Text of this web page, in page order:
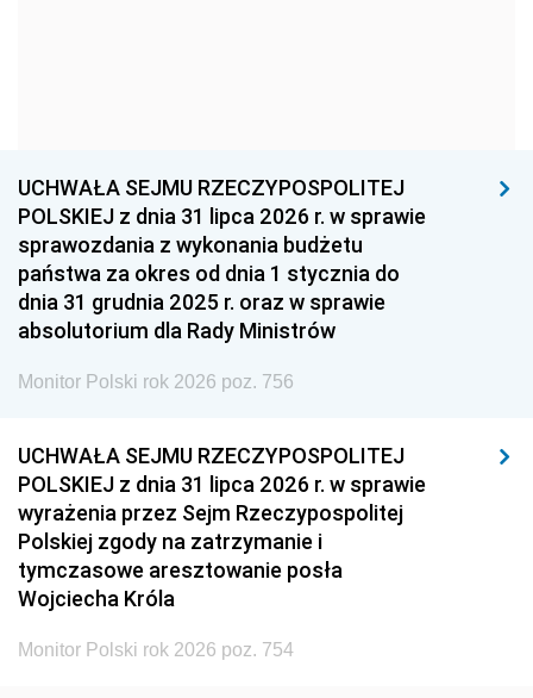
1939 1938 1937
1936 1930
UCHWAŁA SEJMU RZECZYPOSPOLITEJ
POLSKIEJ z dnia 31 lipca 2026 r. w sprawie
sprawozdania z wykonania budżetu
państwa za okres od dnia 1 stycznia do
dnia 31 grudnia 2025 r. oraz w sprawie
absolutorium dla Rady Ministrów
Monitor Polski rok 2026 poz. 756
UCHWAŁA SEJMU RZECZYPOSPOLITEJ
POLSKIEJ z dnia 31 lipca 2026 r. w sprawie
wyrażenia przez Sejm Rzeczypospolitej
Polskiej zgody na zatrzymanie i
tymczasowe aresztowanie posła
Wojciecha Króla
Monitor Polski rok 2026 poz. 754